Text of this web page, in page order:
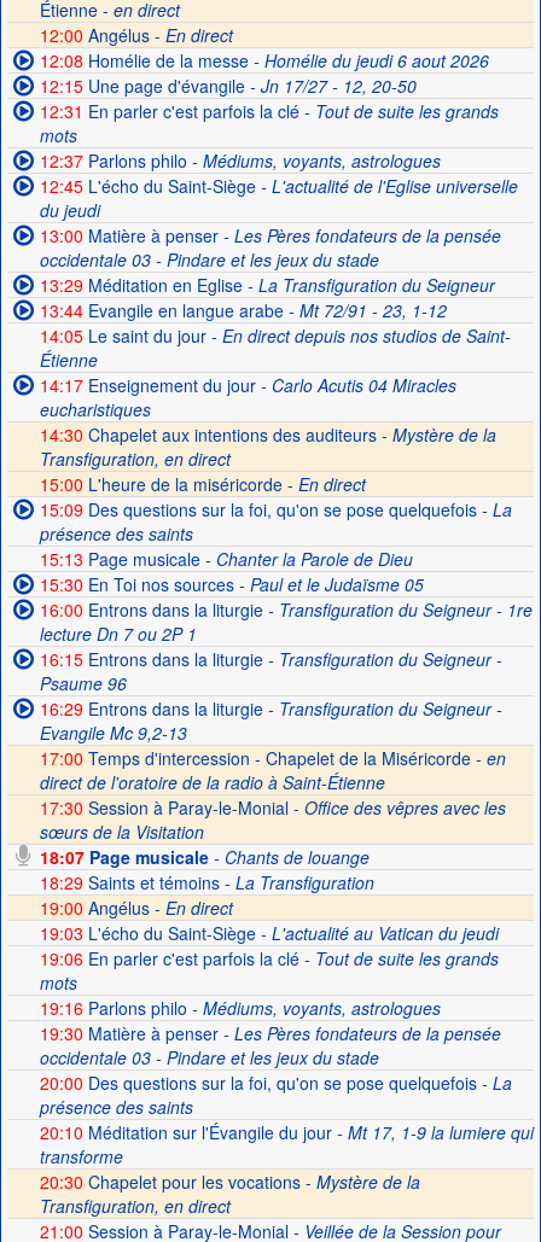
Étienne - en direct
12:00 Angélus - En direct
12:08 Homélie de la messe- Homélie du jeudi 6 aout 2026
12:15Une page d'évangile- Jn 17/27 - 12, 20-50
12:31 En parler c'est parfois la clé- Tout de suite les grands
mots
12:37Parlons philo - Médiums, voyants, astrologues
12:45L'écho du Saint-Siège- L'actualité de l'Eglise universelle
du jeudi
13:00 Matière à penser- Les Pères fondateurs de la pensée
occidentale 03 - Pindare et les jeux du stade
13:29Méditation en Eglise- La Transfiguration du Seigneur
13:44Evangile en langue arabe- Mt 72/91 - 23, 1-12
14:05Le saint du jour- En direct depuis nos studios de Saint-
Étienne
14:17Enseignement du jour- Carlo Acutis 04 Miracles
eucharistiques
14:30 Chapelet aux intentions des auditeurs - Mystère de la
Transfiguration, en direct
15:00 L'heure de la miséricorde - En direct
15:09Des questions sur la foi, qu'on se pose quelquefois- La
présence des saints
15:13 Page musicale- Chanter la Parole de Dieu
15:30 En Toi nos sources- Paul et le Judaïsme 05
16:00 Entrons dans la liturgie- Transfiguration du Seigneur - 1re
lecture Dn 7 ou 2P 1
16:15Entrons dans la liturgie- Transfiguration du Seigneur -
Psaume 96
16:29Entrons dans la liturgie- Transfiguration du Seigneur -
Evangile Mc 9,2-13
17:00 Temps d'intercession - Chapelet de la Miséricorde - en
direct de l'oratoire de la radio à Saint-Étienne
17:30 Session à Paray-le-Monial - Office des vêpres avec les
sœurs de la Visitation
18:07Page musicale- Chants de louange
18:29Saints et témoins- La Transfiguration
19:00 Angélus - En direct
19:03 L'écho du Saint-Siège- L'actualité au Vatican du jeudi
19:06En parler c'est parfois la clé- Tout de suite les grands
mots
19:16Parlons philo - Médiums, voyants, astrologues
19:30 Matière à penser- Les Pères fondateurs de la pensée
occidentale 03 - Pindare et les jeux du stade
20:00 Des questions sur la foi, qu'on se pose quelquefois- La
présence des saints
20:10 Méditation sur l'Évangile du jour- Mt 17, 1-9 la lumiere qui
transforme
20:30 Chapelet pour les vocations - Mystère de la
Transfiguration, en direct
21:00 Session à Paray-le-Monial- Veillée de la Session pour